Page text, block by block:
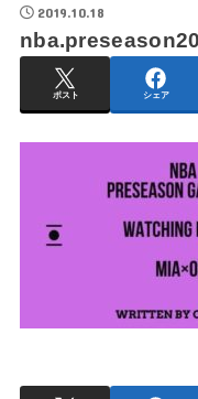
2019.10.18
ポスト シェア